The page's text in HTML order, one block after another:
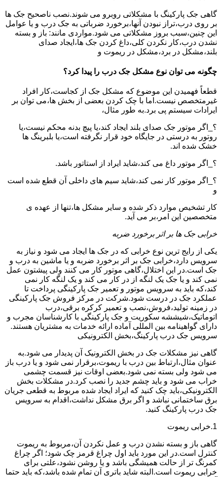
گاهی جک پارکینگ با مشکلاتی روبرو می شوند.نصب ناصحیح جک ها
بر روی درب،تراز نبودن آنها،برخورد ضرباتی به جک درب و یا عوامل
این چنین،سبب بروز مشکلاتی می شود.مواردی مانند: باز و بسته
نشدن درب،کار نکردن کلی،داغ کردن جک ها،ایجاد صدای
بلند،مشکل در برد،مشکل در ریموت و
چگونه می توان نوع مشکل جک درب را پیدا کرد؟
قطعاً فهمیدن این موضوع که مشکل جک از کجاست،کار افراد
غیرمتخصص نیست.اما با چک کردن بعضی از بخش ها،می توان بر
ایرادات سیستم پی برد.به طور مثال،
؟_اگر موتور جک صدای بلند ایجاد کند،یا پیچ بدنه محکم نیست،یا
روتور به درستی در جایگاه خود قرار نگرفته است،یا بلبرینگ ها
خشک شده اند.
؟_اگر موتور داغ می کند،شاید ایراد از استاتور باشد.
؟_اگر موتور کار نمی کند،شاید سیم های داخلی آن قطع شده است
و
کار تشخیص موارد ذکر شده و سایر مشکل ها،تنها از عهده ی
متخصصین این امر،بر می آید.
خرابی جک ها بر اثر برخورد ضربه
یکی از رایج ترین نوع خرابی که در جک ها ایجاد می شود و نیاز به
سرویس دارد،خرابی جک بر اثر برخورد ضربه و یا ماشین به درب و
جک است.در این اختلال،گاهی موتور کار می کنند ولی پیشتون عمل
نمی کند و یا جک یک لنگه از در کار می کند و یک لنگه کار نمی
کند،که باید به سرویس موتور و تعمیر جک پارکینگی پرداخت تا
عملکرد جک در درست شود.شرکت در مرکز فروش جک پارکینگی
در زمینه تولید،فروش،نصب و تعمیر کرکره برقی،درب
اتوماتیک،شیششه سکوریت و جک پارکینگی با کارشناسان مجرب و
دارای گواهینامه بین المللی آماده ارائه خدمات به مشتریان هستند.
سرویس جک درب پارکینگ،بخش الکترونیکی
گاهی نیز مشکلات جک در بخش الکترونیک آن پدیدار می شود.به
عنوان مثال،ارتباط بین درب با ریموت،برقرار نمی شود و یا درب باز
می شود ولی بسته نمی شود.بعضی اوقات نیز قسمت چشمی
خراب می شود و باید چشم جدید را نصب کرد.در مشکلات بخش
الکترونیکی،باید چک کنید که ایراد ایجاد شده مربوط به قطعی جریان
برق ساختمانی نباشد و اگر برق مشکل نداشت،اقدام به سرویس
جک درب پارکینگ کنید.
1.خرابی ریموت
گاهی باز و بسته نشدن درب و عمل نکردن آن،مربوط به ریموت
کنترل است.در این مورد باید اول چراغ قرمز چک شود؛ اگر چراغ
کمرنگ تر از حالت همیشگی باشد و یا روشن نشود،علتی برای
خرابی ریموت است.البته شاید باتری آن تمام شده باشد،که باید حتما